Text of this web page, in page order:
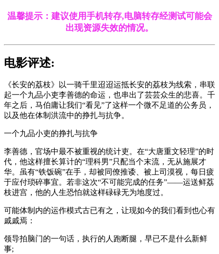
温馨提示：建议使用手机转存,电脑转存经测试可能会
出现资源失效的情况。
电影评述:
《长安的荔枝》以一骑千里迢迢运抵长安的荔枝为线索，串联
起一个九品小吏李善德的命运，也串出了芸芸众生的悲喜。千
年之后，马伯庸让我们“看见”了这样一个微不足道的公务员，
以及他在体制洪流中的挣扎与抗争。
一个九品小吏的挣扎与抗争
李善德，官场中最不被重视的统计吏。在“大唐重文轻理”的时
代，他这样擅长算计的“理科男”只配当个末流，无从施展才
华。虽有“铁饭碗”在手，却被同僚推诿、被上司漠视，每日疲
于应付琐碎事宜。若非这次“不可能完成的任务”——运送鲜荔
枝进宫，他的人生恐怕就这样碌碌无为地度过。
可能体制内的运作模式古已有之，让现如今的我们看到也心有
戚戚焉：
领导拍脑门的一句话，执行的人跑断腿，早已不是什么新鲜
事;